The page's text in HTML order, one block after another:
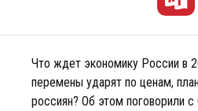
Что ждет экономику России в
перемены ударят по ценам,
россиян? Об этом поговорили